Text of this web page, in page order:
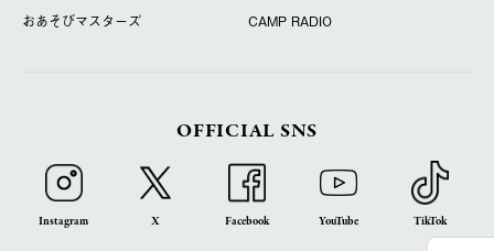
おあそびマスターズ
CAMP RADIO
OFFICIAL SNS
Instagram X Facebook YouTube TikTok